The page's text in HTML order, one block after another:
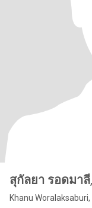
สุกัลยา รอดมาลี
Khanu